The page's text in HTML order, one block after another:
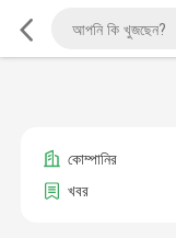
কোম্পানির
খবর